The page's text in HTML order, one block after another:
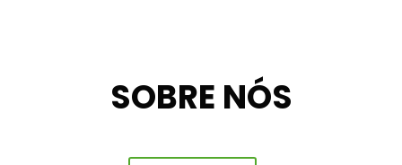
SOBRE NÓS